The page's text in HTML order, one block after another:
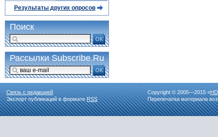
Результаты других опросов
Поиск
ОК
Рассылки Subscribe.Ru
ОК
Связь с редакцией
Экспорт публикаций в форматеRSS
Copyright © 2005—2015 «
Перепечатка материала